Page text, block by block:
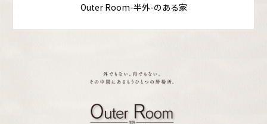
Outer Room-半外-のある家